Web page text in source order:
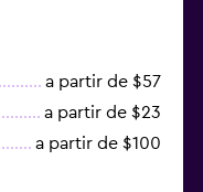
a partir de $57
a partir de $23
a partir de $100